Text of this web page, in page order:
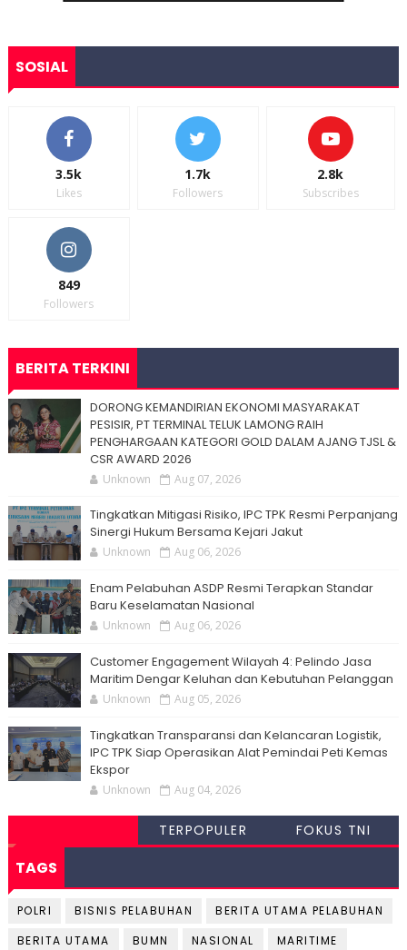
SOSIAL
3.5k
Likes
1.7k
Followers
2.8k
Subscribes
849
Followers
BERITA TERKINI
DORONG KEMANDIRIAN EKONOMI MASYARAKAT
PESISIR, PT TERMINAL TELUK LAMONG RAIH
PENGHARGAAN KATEGORI GOLD DALAM AJANG TJSL &
CSR AWARD 2026
Unknown Aug 07, 2026
Tingkatkan Mitigasi Risiko, IPC TPK Resmi Perpanjang
Sinergi Hukum Bersama Kejari Jakut
Unknown Aug 06, 2026
Enam Pelabuhan ASDP Resmi Terapkan Standar
Baru Keselamatan Nasional
Unknown Aug 06, 2026
Customer Engagement Wilayah 4: Pelindo Jasa
Maritim Dengar Keluhan dan Kebutuhan Pelanggan
Unknown Aug 05, 2026
Tingkatkan Transparansi dan Kelancaran Logistik,
IPC TPK Siap Operasikan Alat Pemindai Peti Kemas
Ekspor
Unknown Aug 04, 2026
TERPOPULER FOKUS TNI
TAGS
POLRI BISNIS PELABUHAN
BERITA UTAMA PELABUHAN
BERITA UTAMA
BUMN NASIONAL
MARITIME